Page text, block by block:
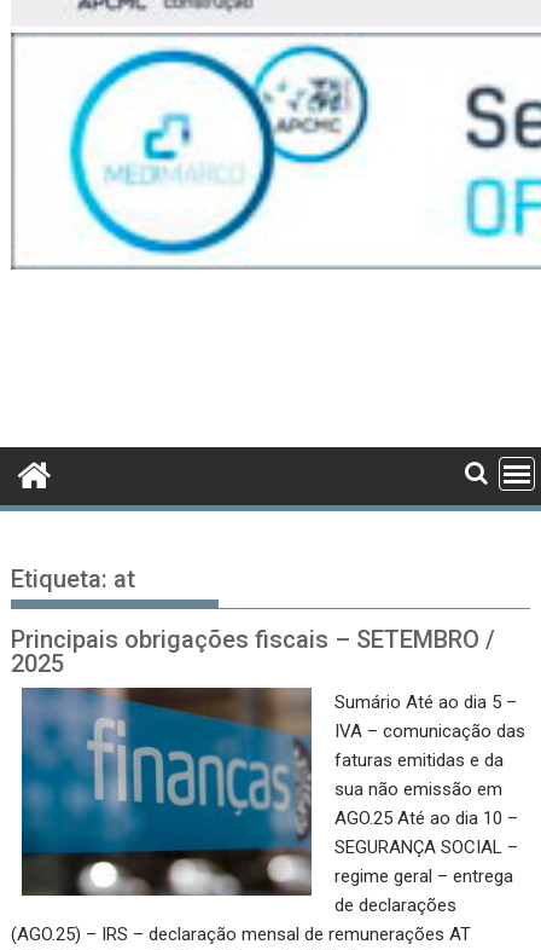
Etiqueta: at
Principais obrigações fiscais – SETEMBRO /
2025
Sumário Até ao dia 5 –
IVA – comunicação das
faturas emitidas e da
sua não emissão em
AGO.25 Até ao dia 10 –
SEGURANÇA SOCIAL –
regime geral – entrega
de declarações
(AGO.25) – IRS – declaração mensal de remunerações AT